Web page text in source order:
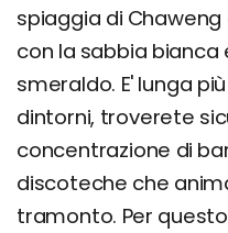
spiaggia di
con la sabbia bianca
smeraldo. E' lunga
dintorni, troverete
concentrazione di
discoteche che
tramonto. Per